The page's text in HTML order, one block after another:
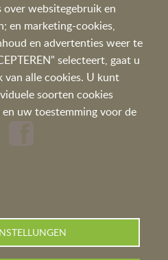
over websitegebruik en
en marketing-cookies,
en advertenties weer te
selecteert, gaat u
alle cookies. U kunt
soorten cookies
uw toestemming voor de